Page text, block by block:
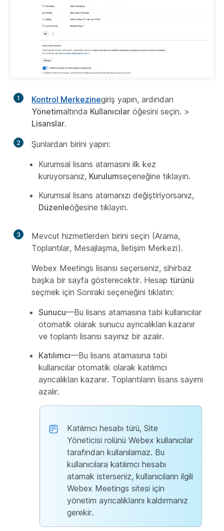
1 Kontrol Merkezinegiriş yapın, ardından
Yönetimaltında Kullanıcılar öğesini seçin. >
Lisanslar.
2
Şunlardan birini yapın:
Kurumsal lisans atamasını ilk kez
kuruyorsanız, Kurulumseçeneğine tıklayın.
Kurumsal lisans atamanızı değiştiriyorsanız,
Düzenleöğesine tıklayın.
3
Mevcut hizmetlerden birini seçin (Arama,
Toplantılar, Mesajlaşma, İletişim Merkezi).
Webex Meetings lisansı seçerseniz, sihirbaz
başka bir sayfa gösterecektir. Hesap türünü
seçmek için Sonraki seçeneğini tıklatın:
Sunucu—Bu lisans atamasına tabi kullanıcılar
otomatik olarak sunucu ayrıcalıkları kazanır
ve toplantı lisansı sayınız bir azalır.
Katılımcı—Bu lisans atamasına tabi
kullanıcılar otomatik olarak katılımcı
ayrıcalıkları kazanır. Toplantıların lisans sayımı
azalır.
Katılımcı hesabı türü, Site
Yöneticisi rolünü Webex kullanıcılar
tarafından kullanılamaz. Bu
kullanıcılara katılımcı hesabı
atamak isterseniz, kullanıcıların ilgili
Webex Meetings sitesi için
yönetim ayrıcalıklarını kaldırmanız
gerekir.